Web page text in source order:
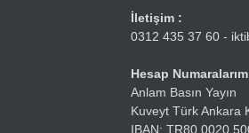
İletişim :
0312 435 37 60 -
Hesap
Anlam Basın Yayın
Kuveyt Türk Ankara
IBAN: TR80 0020